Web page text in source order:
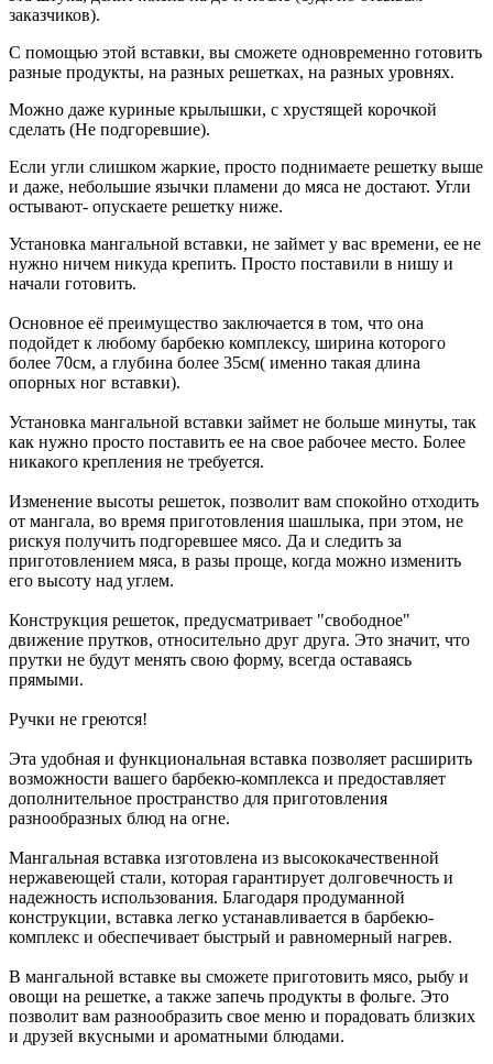
заказчиков).
С помощью этой вставки, вы сможете одновременно готовить
разные продукты, на разных решетках, на разных уровнях.
Можно даже куриные крылышки, с хрустящей корочкой
сделать (Не подгоревшие).
Если угли слишком жаркие, просто поднимаете решетку выше
и даже, небольшие язычки пламени до мяса не достают. Угли
остывают- опускаете решетку ниже.
Установка мангальной вставки, не займет у вас времени, ее не
нужно ничем никуда крепить. Просто поставили в нишу и
начали готовить.
Основное её преимущество заключается в том, что она
подойдет к любому барбекю комплексу, ширина которого
более 70см, а глубина более 35см( именно такая длина
опорных ног вставки).
Установка мангальной вставки займет не больше минуты, так
как нужно просто поставить ее на свое рабочее место. Более
никакого крепления не требуется.
Изменение высоты решеток, позволит вам спокойно отходить
от мангала, во время приготовления шашлыка, при этом, не
рискуя получить подгоревшее мясо. Да и следить за
приготовлением мяса, в разы проще, когда можно изменить
его высоту над углем.
Конструкция решеток, предусматривает "свободное"
движение прутков, относительно друг друга. Это значит, что
прутки не будут менять свою форму, всегда оставаясь
прямыми.
Ручки не греются!
Эта удобная и функциональная вставка позволяет расширить
возможности вашего барбекю-комплекса и предоставляет
дополнительное пространство для приготовления
разнообразных блюд на огне.
Мангальная вставка изготовлена из высококачественной
нержавеющей стали, которая гарантирует долговечность и
надежность использования. Благодаря продуманной
конструкции, вставка легко устанавливается в барбекю-
комплекс и обеспечивает быстрый и равномерный нагрев.
В мангальной вставке вы сможете приготовить мясо, рыбу и
овощи на решетке, а также запечь продукты в фольге. Это
позволит вам разнообразить свое меню и порадовать близких
и друзей вкусными и ароматными блюдами.